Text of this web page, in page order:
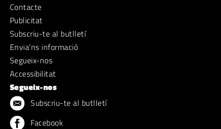
Contacte
Publicitat
Subscriu-te al butlletí
Envia'ns informació
Segueix-nos
Accessibilitat
Segueix-nos
Subscriu-te al butlletí
Facebook